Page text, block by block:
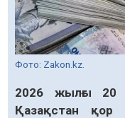
Фото: Zakon.kz.
2026 жылғы 20
Қазақстан қор